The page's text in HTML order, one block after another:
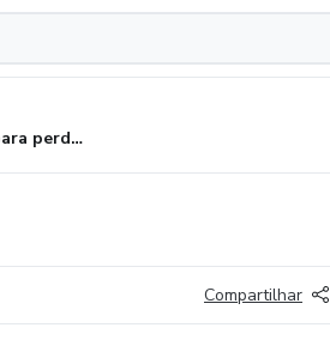
22 receitas para perder peso em 30 dias
Compartilhar